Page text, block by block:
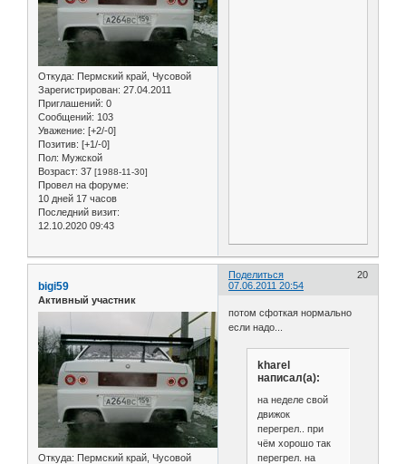
Откуда: Пермский край, Чусовой
Зарегистрирован: 27.04.2011
Приглашений: 0
Сообщений: 103
Уважение: [+2/-0]
Позитив: [+1/-0]
Пол: Мужской
Возраст: 37 [1988-11-30]
Провел на форуме:
10 дней 17 часов
Последний визит:
12.10.2020 09:43
Поделиться
20
07.06.2011 20:54
bigi59
Активный участник
Откуда: Пермский край, Чусовой
потом сфоткая нормально
если надо...
kharel
написал(а):
на неделе свой
движок
перегрел.. при
чём хорошо так
перегрел. на